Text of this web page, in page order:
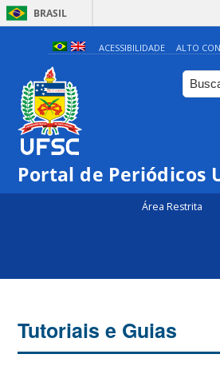
BRASIL
ACESSIBILIDADE ALTO
Portal de Periódicos
Área Restrita
Tutoriais e Guias